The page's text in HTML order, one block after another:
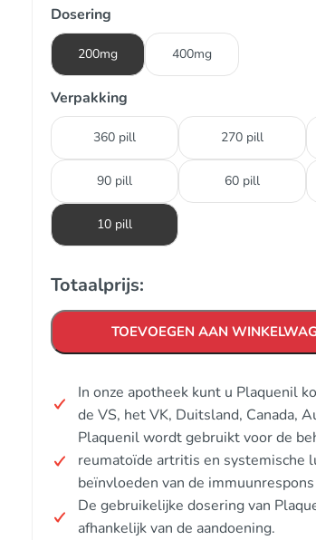
Dosering
200mg 400mg
Verpakking
360 pill 270 pill
90 pill 60 pill
10 pill
Totaalprijs:
TOEVOEGEN AAN
In onze apotheek kunt u Plaquenil
de VS, het VK, Duitsland, Canada,
Plaquenil wordt gebruikt voor de
reumatoïde artritis en systemische
beïnvloeden van de
De gebruikelijke dosering van
afhankelijk van de aandoening.